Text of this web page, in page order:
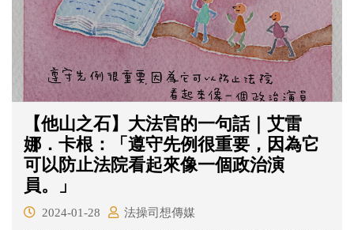
【他山之石】大法官的一句話｜艾雷
娜．卡根：「遵守先例很重要，因為它
可以防止法院看起來像一個政治演
員。」
2024-01-28
法操司想傳媒